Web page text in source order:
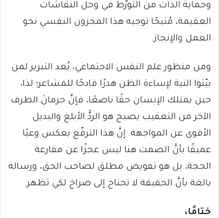
وحماية الذات من التورُّط في وحل النقاشات
العقيمة، مُتيحًا توجيه هذا المخزون النفسي نحو
العمل والإنجاز.
ومن منظور علم النفس الاجتماعي، يُعد التبرير لمن
بيّتوا النية لإساءة الظن هدرًا فادحًا للمشاعر؛ لذا،
حين يمتلك الإنسان حقًا ناصعًا، فإنَّ حرمانَ الطرف
الآخر من التعقيب يصبح هو الردُّ الأبلغ والبديل
الأقوى عن المواجهة. إنَّ هذا الترفّع يعكس وعيًا
عميقًا بأنَّ الصمت هنا ليس عجزًا عن مقارعة
الحجة، بل هو تفويض مطلق لصاحب الحق، ورسالة
بالغة بأنَّ الحقيقة لا تحتاج إلى صراخ لكي تظهر.
ختامًا،